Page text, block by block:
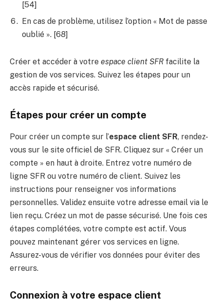
[54]
En cas de problème, utilisez l’option « Mot de passe
oublié ». [68]
Créer et accéder à votre espace client SFR facilite la
gestion de vos services. Suivez les étapes pour un
accès rapide et sécurisé.
Étapes pour créer un compte
Pour créer un compte sur l’espace client SFR, rendez-
vous sur le site officiel de SFR. Cliquez sur « Créer un
compte » en haut à droite. Entrez votre numéro de
ligne SFR ou votre numéro de client. Suivez les
instructions pour renseigner vos informations
personnelles. Validez ensuite votre adresse email via le
lien reçu. Créez un mot de passe sécurisé. Une fois ces
étapes complétées, votre compte est actif. Vous
pouvez maintenant gérer vos services en ligne.
Assurez-vous de vérifier vos données pour éviter des
erreurs.
Connexion à votre espace client